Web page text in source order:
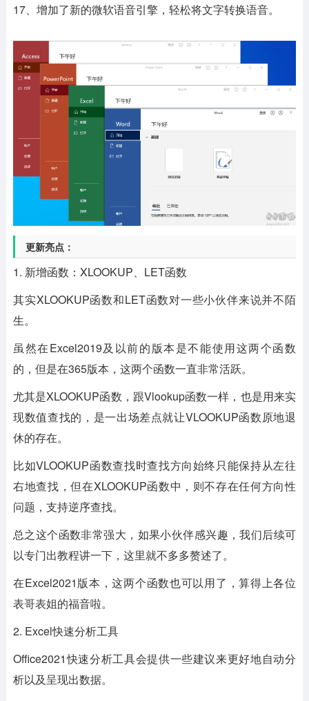
17、增加了新的微软语音引擎，轻松将文字转换语音。
更新亮点：
1. 新增函数：XLOOKUP、LET函数
其实XLOOKUP函数和LET函数对一些小伙伴来说并不陌
生。
虽然在Excel2019及以前的版本是不能使用这两个函数
的，但是在365版本，这两个函数一直非常活跃。
尤其是XLOOKUP函数，跟Vlookup函数一样，也是用来实
现数值查找的，是一出场差点就让VLOOKUP函数原地退
休的存在。
比如VLOOKUP函数查找时查找方向始终只能保持从左往
右地查找，但在XLOOKUP函数中，则不存在任何方向性
问题，支持逆序查找。
总之这个函数非常强大，如果小伙伴感兴趣，我们后续可
以专门出教程讲一下，这里就不多多赘述了。
在Excel2021版本，这两个函数也可以用了，算得上各位
表哥表姐的福音啦。
2. Excel快速分析工具
Office2021快速分析工具会提供一些建议来更好地自动分
析以及呈现出数据。